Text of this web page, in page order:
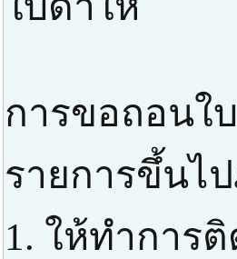
การขอถอนใ
รายการขึ้นไ
1. ให้ทำการ